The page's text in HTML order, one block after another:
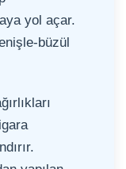
yol açar.
büzül